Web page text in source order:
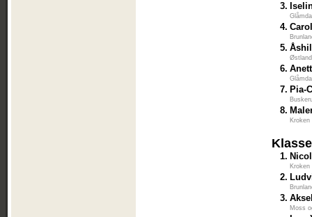
3.
4.
5.
6.
7. Pia-
8.
1.
2.
3.
Moss